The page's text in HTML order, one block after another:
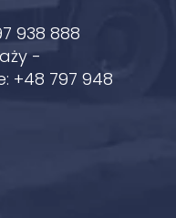
938 888
-
+48 797 948